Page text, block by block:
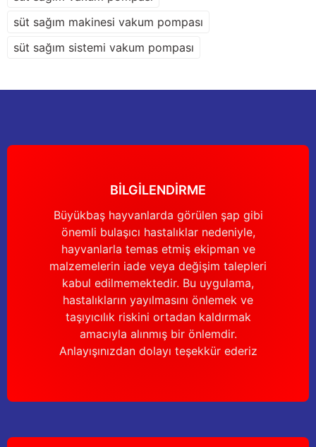
süt sağım makinesi vakum pompası
süt sağım sistemi vakum pompası
BİLGİLENDİRME
Büyükbaş hayvanlarda görülen şap gibi
önemli bulaşıcı hastalıklar nedeniyle,
hayvanlarla temas etmiş ekipman ve
malzemelerin iade veya değişim talepleri
kabul edilmemektedir. Bu uygulama,
hastalıkların yayılmasını önlemek ve
taşıyıcılık riskini ortadan kaldırmak
amacıyla alınmış bir önlemdir.
Anlayışınızdan dolayı teşekkür ederiz